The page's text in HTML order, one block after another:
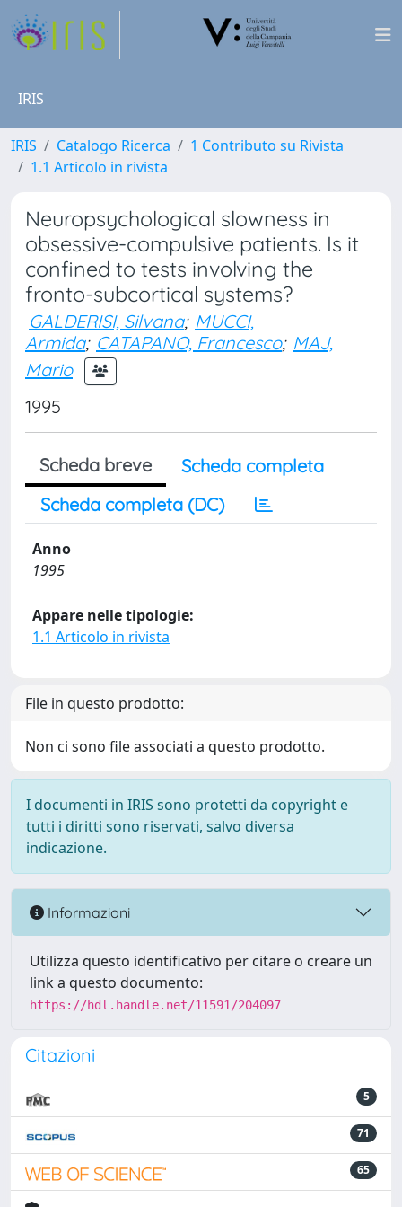
IRIS
IRIS Catalogo Ricerca
1 Contributo su Rivista
1.1 Articolo in rivista
Neuropsychological slowness in
obsessive-compulsive patients. Is it
confined to tests involving the
fronto-subcortical systems?
GALDERISI, Silvana; MUCCI,
Armida; CATAPANO, Francesco; MAJ,
Mario
1995
Scheda breve
Scheda completa
Scheda completa (DC)
Anno
1995
Appare nelle tipologie:
1.1 Articolo in rivista
File in questo prodotto:
Non ci sono file associati a questo prodotto.
I documenti in IRIS sono protetti da copyright e
tutti i diritti sono riservati, salvo diversa
indicazione.
Informazioni
Utilizza questo identificativo per citare o creare un
link a questo documento:
https://hdl.handle.net/11591/204097
Citazioni
5
71
65